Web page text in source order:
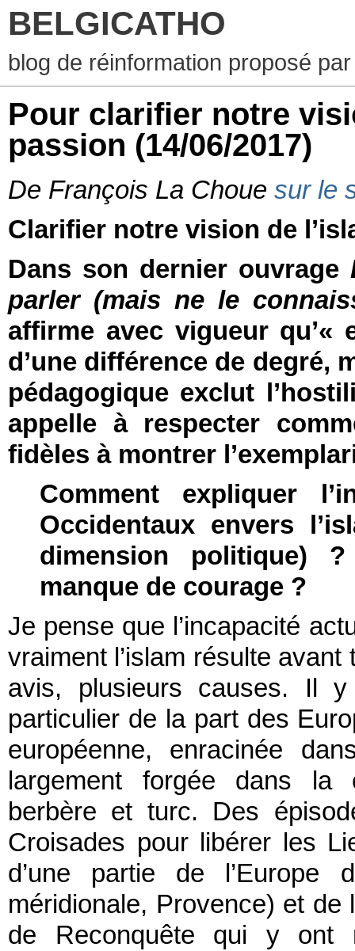
BELGICATHO
blog de réinformation proposé
Pour clarifier notre
passion (14/06/2017)
De François La Choue sur le
Clarifier notre vision de
Dans son dernier ouvrage
parler (mais ne le
affirme avec vigueur qu’«
d’une différence de degré,
pédagogique exclut
appelle à respecter
fidèles à montrer
Comment expliquer
Occidentaux envers
dimension politique)
manque de courage ?
Je pense que l’incapacité
vraiment l’islam résulte
avis, plusieurs causes. Il y
particulier de la part des
européenne, enracinée
largement forgée dans la
berbère et turc. Des
Croisades pour libérer les
d’une partie de l’Europe
méridionale, Provence) et de
de Reconquête qui y ont